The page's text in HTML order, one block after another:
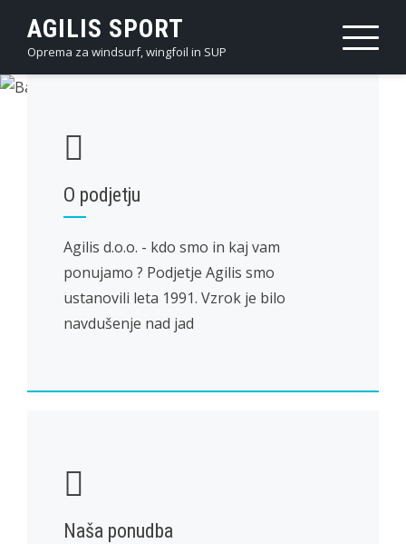
content
AGILIS SPORT
Oprema za windsurf, wingfoil in SUP
O podjetju
Agilis d.o.o. - kdo smo in kaj vam
ponujamo ? Podjetje Agilis smo
ustanovili leta 1991. Vzrok je bilo
navdušenje nad jad
Naša ponudba